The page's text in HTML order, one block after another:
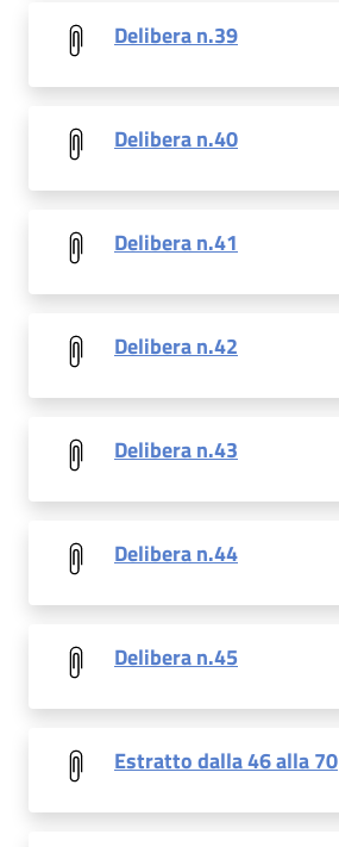
Delibera n.39
Delibera n.40
Delibera n.41
Delibera n.42
Delibera n.43
Delibera n.44
Delibera n.45
Estratto dalla 46 alla 70